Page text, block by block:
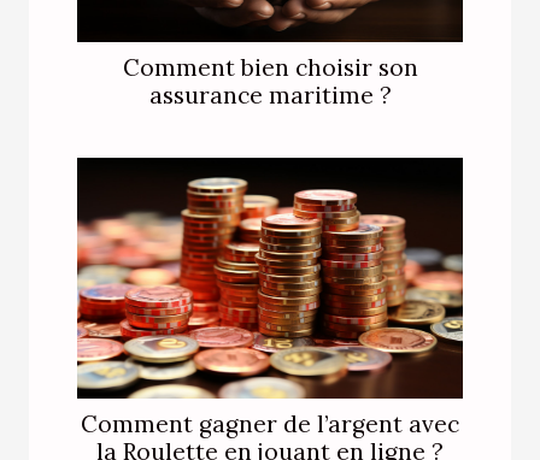
Comment bien choisir son
assurance maritime ?
Comment gagner de l’argent avec
la Roulette en jouant en ligne ?